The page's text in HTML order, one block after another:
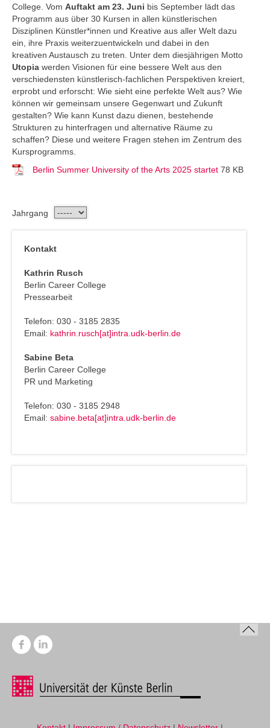
College. Vom Auftakt am 23. Juni bis September lädt das
Programm aus über 30 Kursen in allen künstlerischen
Disziplinen Künstler*innen und Kreative aus aller Welt dazu
ein, ihre Praxis weiterzuentwickeln und dabei in den
kreativen Austausch zu treten. Unter dem diesjährigen Motto
Utopia werden Visionen für eine bessere Welt aus den
verschiedensten künstlerisch-fachlichen Perspektiven kreiert,
erprobt und erforscht: Wie sieht eine perfekte Welt aus? Wie
können wir gemeinsam unsere Gegenwart und Zukunft
gestalten? Wie kann Kunst dazu dienen, bestehende
Strukturen zu hinterfragen und alternative Räume zu
schaffen? Diese und weitere Fragen stehen im Zentrum des
Kursprogramms.
Berlin Summer University of the Arts 2025 startet 78 KB
Jahrgang
Kontakt
Kathrin Rusch
Berlin Career College
Pressearbeit
Telefon: 030 - 3185 2835
Email: kathrin.rusch[at]intra.udk-berlin.de
Sabine Beta
Berlin Career College
PR und Marketing
Telefon: 030 - 3185 2948
Email: sabine.beta[at]intra.udk-berlin.de